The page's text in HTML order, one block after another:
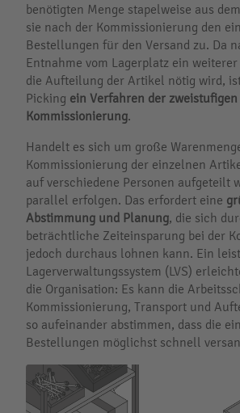
benötigten Menge stapelweise aus
sie nach der Kommissionierung den
Bestellungen für den Versand zu. Da
Entnahme vom Lagerplatz ein
die Aufteilung der Artikel nötig wird,
Picking ein Verfahren der zweistufigen
Kommissionierung.
Handelt es sich um große
Kommissionierung der einzelnen
auf verschiedene Personen aufgeteilt
parallel erfolgen. Das erfordert eine
Abstimmung und Planung, die sich
beträchtliche Zeiteinsparung bei der
jedoch durchaus lohnen kann. Ein
Lagerverwaltungssystem (LVS)
die Organisation: Es kann die
Kommissionierung, Transport und
so aufeinander abstimmen, dass die
Bestellungen möglichst schnell